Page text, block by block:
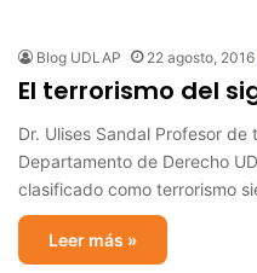
Blog UDLAP 22 agosto, 2016
El terrorismo del
Dr. Ulises Sandal Profesor
Departamento de Derecho
clasificado como terrorismo
Leer más »